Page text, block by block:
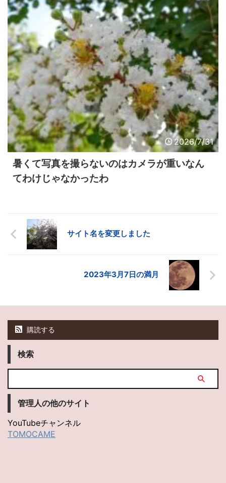
2026/7/31
暑くて写真を撮らないのはカメラが重いなん
てわけじゃなかったわ
サイト名を変更しました
2023年3月7日の満月
購読する
検索
管理人の他のサイト
YouTubeチャンネル
TOMOCAME